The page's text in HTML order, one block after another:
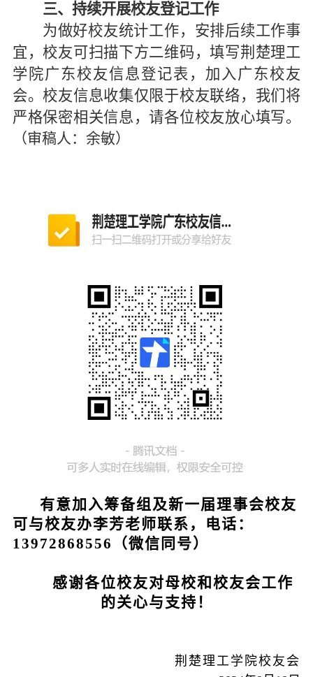
三、持续开展校友登记工作
为做好校友统计工作，安排后续工作事
宜，校友可扫描下方二维码，填写荆楚理工
学院广东校友信息登记表，加入广东校友
会。校友信息收集仅限于校友联络，我们将
严格保密相关信息，请各位校友放心填写。
（审稿人：余敏）
有意加入筹备组及新一届理事会校友
可与校友办李芳老师联系，电话：
13972868556（微信同号）
感谢各位校友对母校和校友会工作
的关心与支持！
荆楚理工学院校友会